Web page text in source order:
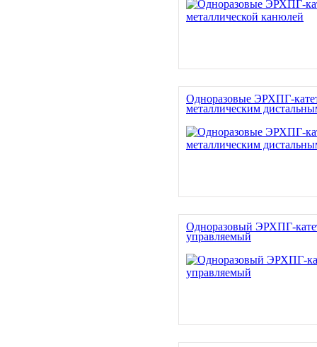
Одноразовые ЭРХПГ-
металлическим
Одноразовый ЭРХПГ-
управляемый